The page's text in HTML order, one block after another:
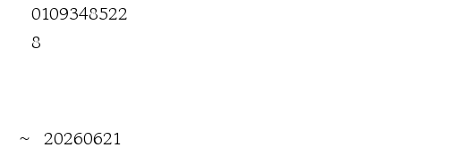
0109348522
8
~ 20260621